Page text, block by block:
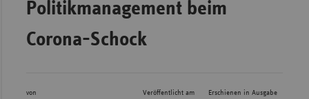
Politikmanagement beim
Corona-Schock
von Veröffentlicht am Erschienen in Ausgabe